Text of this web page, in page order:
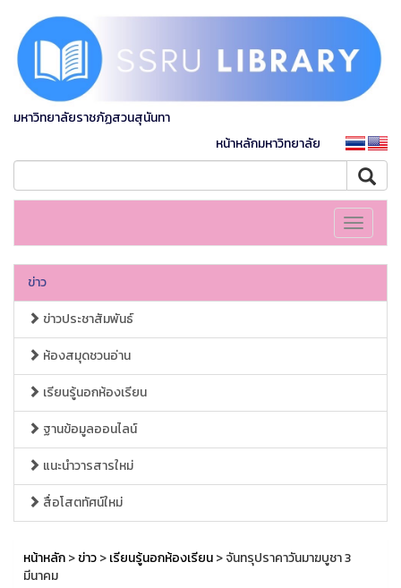
มหาวิทยาลัยราชภัฏสวนสุนันทา
หน้าหลักมหาวิทยาลัย
Toggle
ข่าว
ข่าวประชาสัมพันธ์
ห้องสมุดชวนอ่าน
เรียนรู้นอกห้องเรียน
ฐานข้อมูลออนไลน์
แนะนำวารสารใหม่
สื่อโสตทัศน์ใหม่
หน้าหลัก>ข่าว>เรียนรู้นอกห้องเรียน> จันทรุปราคาวันมาฆบูชา 3
มีนาคม